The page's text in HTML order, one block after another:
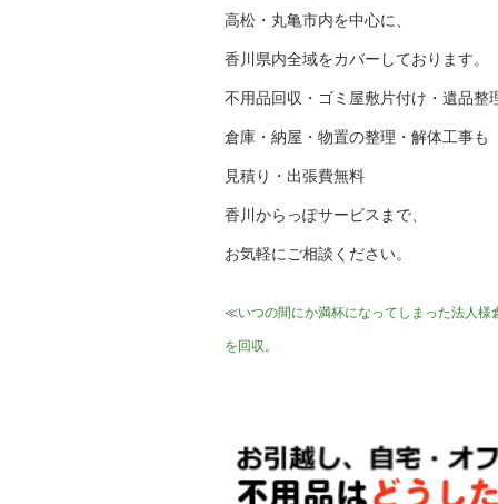
高松・丸亀市内を中心に、
香川県内全域をカバーしております。
不用品回収・ゴミ屋敷片付け・遺品整
倉庫・納屋・物置の整理・解体工事も
見積り・出張費無料
香川からっぽサービスまで、
お気軽にご相談ください。
≪いつの間にか満杯になってしまった法人様
を回収。